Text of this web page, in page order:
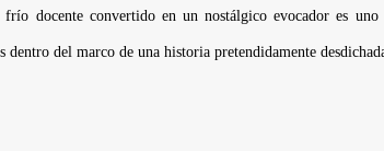
docente convertido en un nostálgico evocador es
dentro del marco de una historia pretendidamente